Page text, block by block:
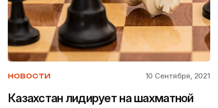
НОВОСТИ 10 Сентября, 2021
Казахстан лидирует на шахматной